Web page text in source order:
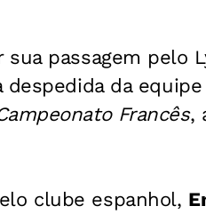
passagem pelo
da
Francês,
clube espanhol,